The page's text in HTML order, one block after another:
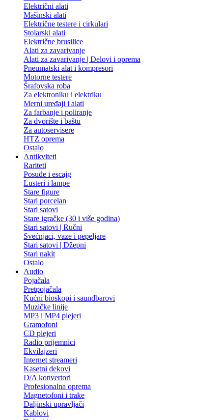
Električni alati
Mašinski alati
Električne testere i cirkulari
Stolarski alati
Električne brusilice
Alati za zavarivanje
Alati za zavarivanje | Delovi i oprema
Pneumatski alat i kompresori
Motorne testere
Šrafovska roba
Za elektroniku i elektriku
Merni uređaji i alati
Za farbanje i poliranje
Za dvorište i baštu
Za autoservisere
HTZ oprema
Ostalo
Antikviteti
Rariteti
Posuđe i escajg
Lusteri i lampe
Stare figure
Stari porcelan
Stari satovi
Stare igračke (30 i više godina)
Stari satovi | Ručni
Svećnjaci, vaze i pepeljare
Stari satovi | Džepni
Stari nakit
Ostalo
Audio
Pojačala
Pretpojačala
Kućni bioskopi i saundbarovi
Muzičke linije
MP3 i MP4 plejeri
Gramofoni
CD plejeri
Radio prijemnici
Ekvilajzeri
Internet streameri
Kasetni dekovi
D/A konvertori
Profesionalna oprema
Magnetofoni i trake
Daljinski upravljači
Kablovi